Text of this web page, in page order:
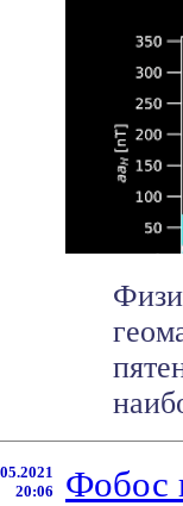
20:06
Фобос